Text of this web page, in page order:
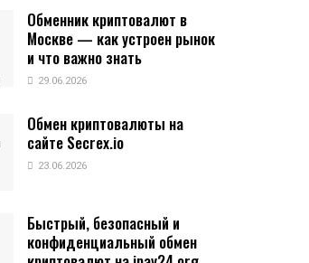
Обменник криптовалют в
Москве — как устроен рынок
и что важно знать
29.06.2026
Обмен криптовалюты на
сайте Secrex.io
23.06.2026
Быстрый, безопасный и
конфиденциальный обмен